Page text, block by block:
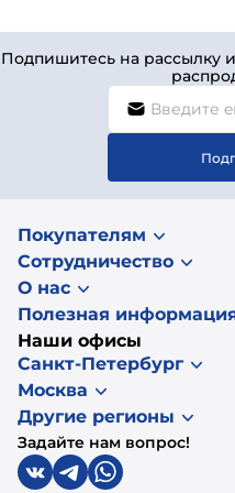
Подпишитесь на рассылку
Покупателям
Сотрудничество
О нас
Полезная
Наши офисы
Санкт-Петербург
Москва
Другие регионы
Задайте нам вопрос!